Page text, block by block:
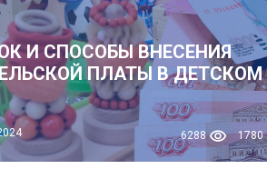
И СПОСОБЫ ВНЕСЕНИЯ
ПЛАТЫ В ДЕТСКОМ
6288 1780